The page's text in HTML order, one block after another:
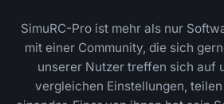
SimuRC-Pro ist mehr als nur
mit einer Community, die sich
unserer Nutzer treffen sich auf
vergleichen Einstellungen,